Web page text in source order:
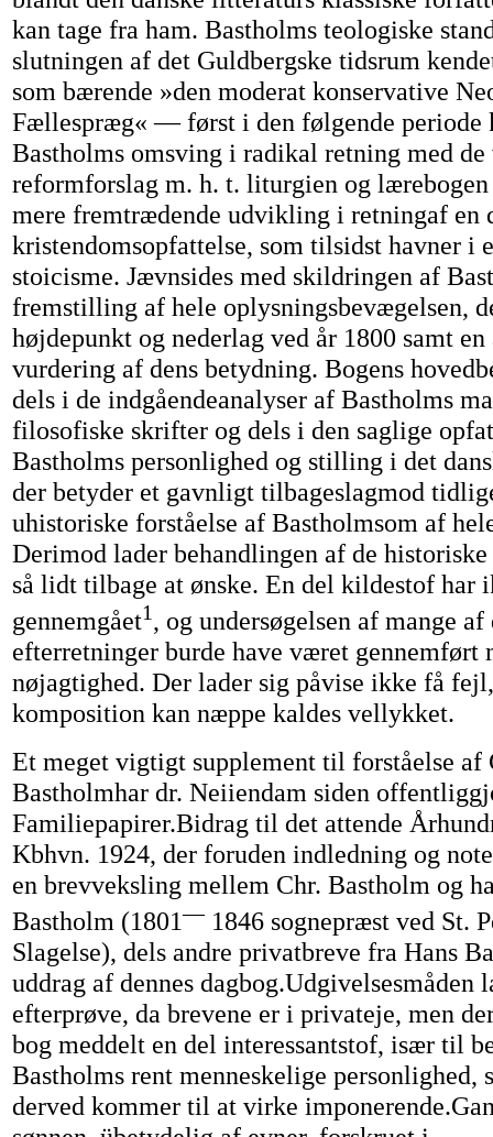
kan tage fra ham. Bastholms teologiske
slutningen af det Guldbergske tidsrum
som bærende »den moderat konservative
Fællespræg« — først i den følgende periode
Bastholms omsving i radikal retning med de
reformforslag m. h. t. liturgien og lærebogen
mere fremtrædende udvikling i retningaf en
kristendomsopfattelse, som tilsidst havner i
stoicisme. Jævnsides med skildringen af
fremstilling af hele oplysningsbevægelsen,
højdepunkt og nederlag ved år 1800 samt
vurdering af dens betydning. Bogens
dels i de indgåendeanalyser af Bastholms
filosofiske skrifter og dels i den saglige
Bastholms personlighed og stilling i det
der betyder et gavnligt tilbageslagmod
uhistoriske forståelse af Bastholmsom af
Derimod lader behandlingen af de
så lidt tilbage at ønske. En del kildestof har
gennemgået1, og undersøgelsen af mange
efterretninger burde have været gennemført
nøjagtighed. Der lader sig påvise ikke få
komposition kan næppe kaldes vellykket.
Et meget vigtigt supplement til forståelse af
Bastholmhar dr. Neiiendam siden
Familiepapirer.Bidrag til det attende
Kbhvn. 1924, der foruden indledning og
en brevveksling mellem Chr. Bastholm og
Bastholm (1801—1846 sognepræst ved St.
Slagelse), dels andre privatbreve fra Hans
uddrag af dennes dagbog.Udgivelsesmåden
efterprøve, da brevene er i privateje, men
bog meddelt en del interessantstof, især til
Bastholms rent menneskelige personlighed,
derved kommer til at virke